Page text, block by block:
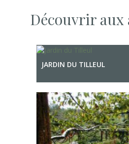
Découvrir aux
JARDIN DU TILLEUL